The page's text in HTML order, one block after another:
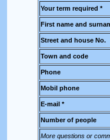
Your term required *
First name and
Street and house No.
Town and code
Phone
Mobil phone
E-mail *
Number of people
More questions or